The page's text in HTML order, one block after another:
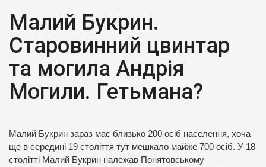
Малий Букрин.
Старовинний цвинтар
та могила Андрія
Могили. Гетьмана?
Малий Букрин зараз має близько 200 осіб населення, хоча
ще в середині 19 століття тут мешкало майже 700 осіб. У 18
столітті Малий Букрин належав Понятовському –